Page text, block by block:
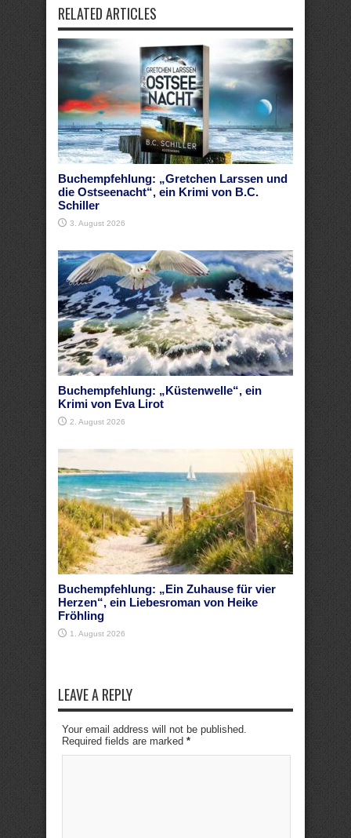
RELATED ARTICLES
Buchempfehlung: „Gretchen Larssen und
die Ostseenacht“, ein Krimi von B.C.
Schiller
3. August 2026
Buchempfehlung: „Küstenwelle“, ein
Krimi von Eva Lirot
2. August 2026
Buchempfehlung: „Ein Zuhause für vier
Herzen“, ein Liebesroman von Heike
Fröhling
1. August 2026
LEAVE A REPLY
Your email address will not be published.
Required fields are marked *